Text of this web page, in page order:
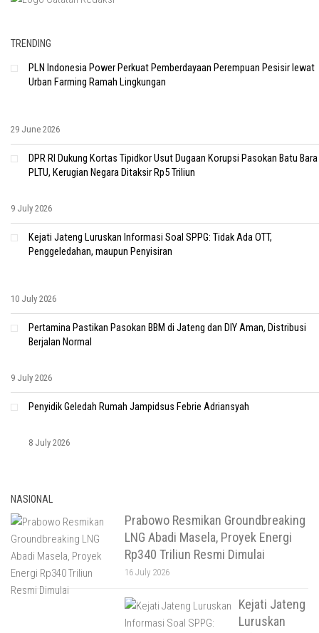
TRENDING
PLN Indonesia Power Perkuat Pemberdayaan Perempuan Pesisir lewat
Urban Farming Ramah Lingkungan
29 June 2026
DPR RI Dukung Kortas Tipidkor Usut Dugaan Korupsi Pasokan Batu Bara
PLTU, Kerugian Negara Ditaksir Rp5 Triliun
9 July 2026
Kejati Jateng Luruskan Informasi Soal SPPG: Tidak Ada OTT,
Penggeledahan, maupun Penyisiran
10 July 2026
Pertamina Pastikan Pasokan BBM di Jateng dan DIY Aman, Distribusi
Berjalan Normal
9 July 2026
Penyidik Geledah Rumah Jampidsus Febrie Adriansyah
8 July 2026
NASIONAL
Prabowo Resmikan Groundbreaking
LNG Abadi Masela, Proyek Energi
Rp340 Triliun Resmi Dimulai
16 July 2026
Kejati Jateng
Luruskan